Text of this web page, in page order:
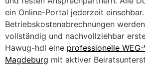
ein Online-Portal jederzeit einsehbar.
Betriebskostenabrechnungen
vollständig und nachvollziehbar
Hawug-hdl eine professionelle
Magdeburg mit aktiver